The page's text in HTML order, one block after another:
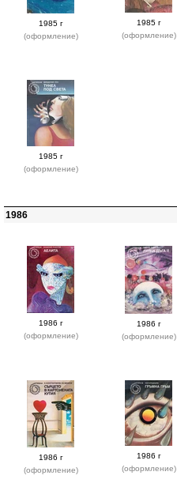
1985 г
(оформление)
1985 г
(оформление)
1985 г
(оформление)
1986
1986 г
(оформление)
1986 г
(оформление)
1986 г
(оформление)
1986 г
(оформление)